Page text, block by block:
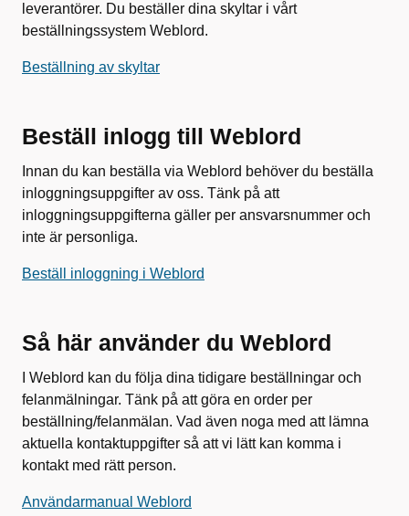
leverantörer. Du beställer dina skyltar i vårt
beställningssystem Weblord.
Beställning av skyltar
Beställ inlogg till Weblord
Innan du kan beställa via Weblord behöver du beställa
inloggningsuppgifter av oss. Tänk på att
inloggningsuppgifterna gäller per ansvarsnummer och
inte är personliga.
Beställ inloggning i Weblord
Så här använder du Weblord
I Weblord kan du följa dina tidigare beställningar och
felanmälningar. Tänk på att göra en order per
beställning/felanmälan. Vad även noga med att lämna
aktuella kontaktuppgifter så att vi lätt kan komma i
kontakt med rätt person.
Användarmanual Weblord